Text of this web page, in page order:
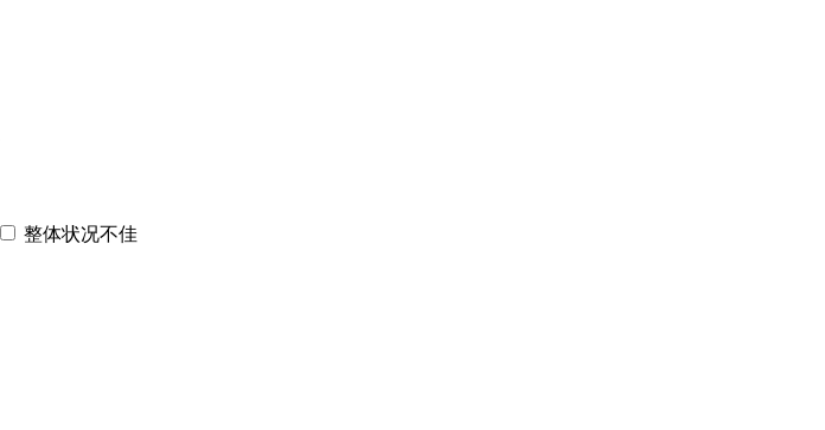
整体状况不佳